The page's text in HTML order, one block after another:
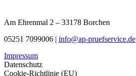
Am Ehrenmal 2 – 33178 Borchen
05251 7099006 | info@ap-pruefservice.de
Impressum
Datenschutz
Cookie-Richtlinie (EU)